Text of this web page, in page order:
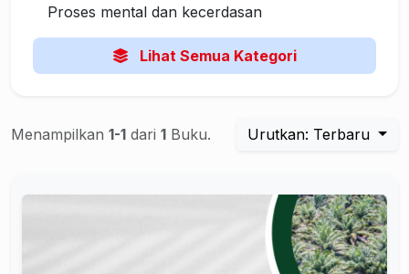
Proses mental dan kecerdasan
Lihat Semua Kategori
Menampilkan 1-1 dari 1 Buku. Urutkan: Terbaru